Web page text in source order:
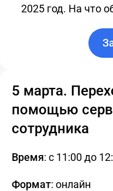
2025 год. На что
5 марта.
помощью
сотрудника
Время: с 11:00 до
Формат: онлайн